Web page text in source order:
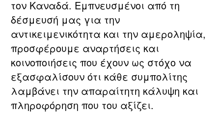
τον Καναδά. Εμπνευσμένοι από τη
δέσμευσή μας για την
αντικειμενικότητα και την αμεροληψία,
προσφέρουμε αναρτήσεις και
κοινοποιήσεις που έχουν ως στόχο να
εξασφαλίσουν ότι κάθε συμπολίτης
λαμβάνει την απαραίτητη κάλυψη και
πληροφόρηση που του αξίζει.